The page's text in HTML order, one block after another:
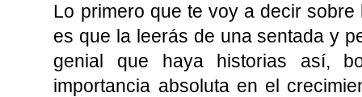
Lo primero que te voy a decir
es que la leerás de una sentada y
genial que haya historias así,
importancia absoluta en el